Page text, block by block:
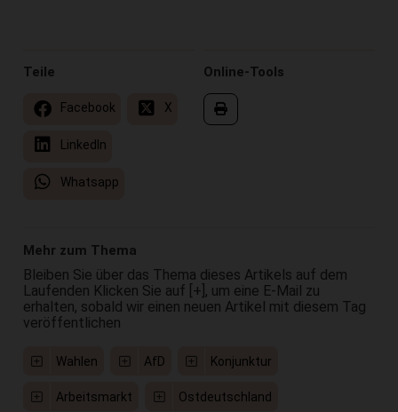
Online-Tools
Teile
Facebook X
LinkedIn
Whatsapp
Mehr zum Thema
Bleiben Sie über das Thema dieses Artikels auf dem
Laufenden Klicken Sie auf [+], um eine E-Mail zu
erhalten, sobald wir einen neuen Artikel mit diesem Tag
veröffentlichen
Wahlen AfD Konjunktur
Arbeitsmarkt Ostdeutschland